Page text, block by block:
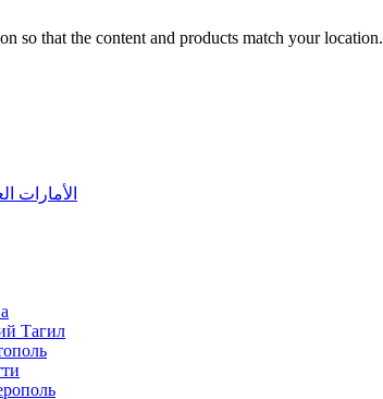
so that the content and products match your location.
الأمارات
Тагил